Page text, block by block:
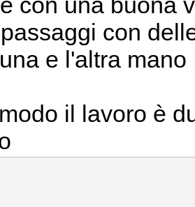
con
e l'altra mano
il lavoro è